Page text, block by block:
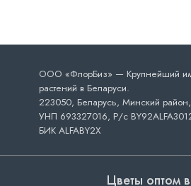
ООО «ФлорБиз» — Крупнейший
растений в Беларуси.
223050, Беларусь, Минский
УНП 693327016, Р/с
БИК ALFABY2X
Цветы оптом